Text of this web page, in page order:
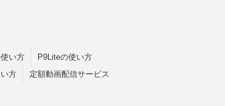
い方
P9Liteの使い方
方 定額動画配信サービス